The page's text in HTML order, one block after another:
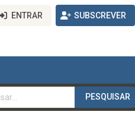
ENTRAR SUBSCREVER
PESQUISAR